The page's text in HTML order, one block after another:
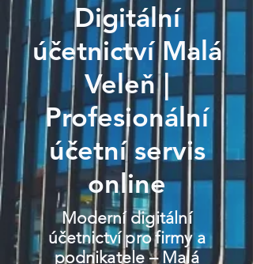
Digitální
účetnictví Malá
Veleň |
Profesionální
účetní servis
online
Moderní digitální
účetnictví pro firmy a
podnikatele – Malá